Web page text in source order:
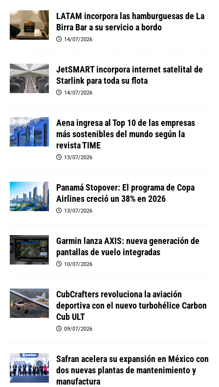
LATAM incorpora las hamburguesas de La
Birra Bar a su servicio a bordo
14/07/2026
JetSMART incorpora internet satelital de
Starlink para toda su flota
14/07/2026
Aena ingresa al Top 10 de las empresas
más sostenibles del mundo según la
revista TIME
13/07/2026
Panamá Stopover: El programa de Copa
Airlines creció un 38% en 2026
13/07/2026
Garmin lanza AXIS: nueva generación de
pantallas de vuelo integradas
10/07/2026
CubCrafters revoluciona la aviación
deportiva con el nuevo turbohélice Carbon
Cub ULT
09/07/2026
Safran acelera su expansión en México con
dos nuevas plantas de mantenimiento y
manufactura